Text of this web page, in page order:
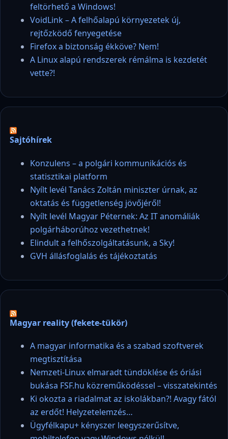
feltörhető a Windows!
VoidLink – A felhőalapú környezetek új,
rejtőzködő fenyegetése
Firefox a biztonság ékköve? Nem!
A Linux alapú rendszerek rémálma is kezdetét
vette?!
Sajtóhírek
Konzulens – a polgári kommunikációs és
statisztikai platform
Nyílt levél Tanács Zoltán miniszter úrnak, az
oktatás és függetlenség jövőjéről!
Nyílt levél Magyar Péternek: Az IT anomáliák
polgárháborúhoz vezethetnek!
Elindult a felhőszolgáltatásunk, a Sky!
GVH állásfoglalás és tájékoztatás
Magyar reality (fekete-tükör)
A magyar informatika és a szabad szoftverek
megtisztítása
Nemzeti-Linux elmaradt tündöklése és óriási
bukása FSF.hu közreműködéssel – visszatekintés
Ki okozta a riadalmat az iskolákban?! Avagy fától
az erdőt! Helyzetelemzés…
Ügyfélkapu+ kényszer leegyszerűsítve,